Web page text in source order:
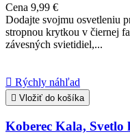
Cena 9,99 €
Dodajte svojmu osvetleniu
stropnou krytkou v čiernej
závesných svietidiel,...
 Rýchly náhľad
 Vložiť do košíka
Koberec Kala, Svetlo